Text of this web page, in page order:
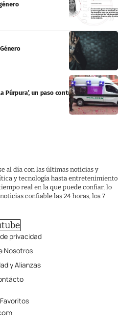
Púrpura’, un paso contra la violencia de
al día con las últimas noticias y
y tecnología hasta entretenimiento
real en la que puede confiar, lo
confiable las 24 horas, los 7
privacidad
Nosotros
y Alianzas